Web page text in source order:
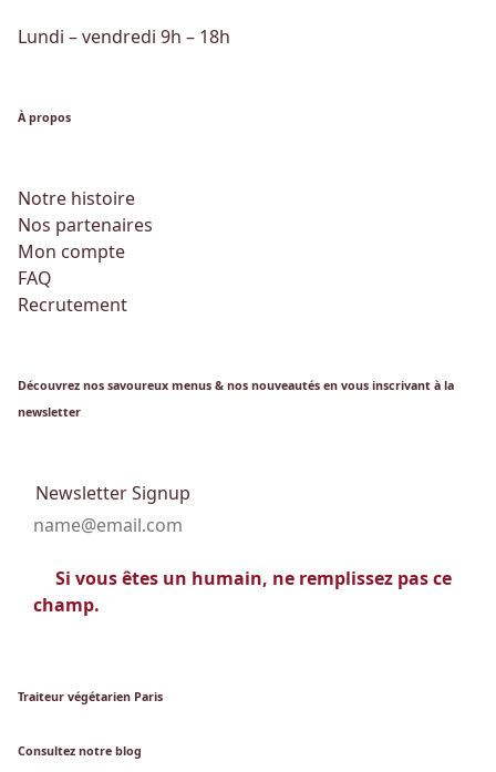
Lundi – vendredi 9h – 18h
À propos
Notre histoire
Nos partenaires
Mon compte
FAQ
Recrutement
Découvrez nos savoureux menus & nos nouveautés en vous inscrivant à la
newsletter
Newsletter Signup
Si vous êtes un humain, ne remplissez pas ce
champ.
Traiteur végétarien Paris
Consultez notre blog